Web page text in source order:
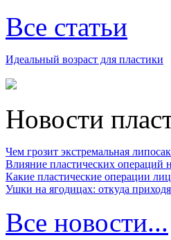
Все статьи
Идеальный возраст для пластики
Новости
Чем грозит экстремальная
Влияние пластических операций
Какие пластические операции
Ушки на ягодицах: откуда
Все новости...